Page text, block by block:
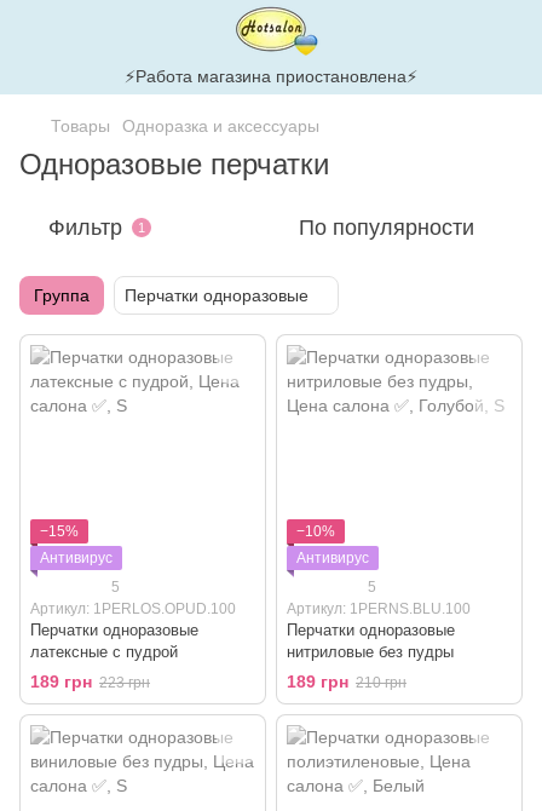
⚡Работа магазина приостановлена⚡
Товары Одноразка и аксессуары
Одноразовые перчатки
Фильтр 1 По популярности
Группа Перчатки одноразовые
−15%
Антивирус
5
Артикул: 1PERLOS.OPUD.100
Перчатки одноразовые
латексные с пудрой
189 грн 223 грн
−10%
Антивирус
5
Артикул: 1PERNS.BLU.100
Перчатки одноразовые
нитриловые без пудры
189 грн 210 грн